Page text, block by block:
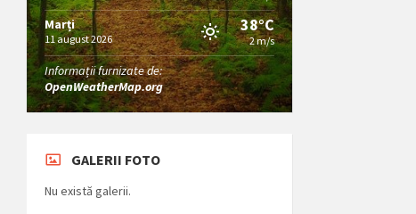
Marți
11 august 2026
38°C
2 m/s
Informații furnizate de:
OpenWeatherMap.org
GALERII FOTO
Nu există galerii.